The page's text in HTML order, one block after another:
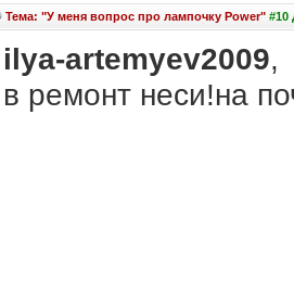
Тема: "У меня вопрос про лампочку Power"#10
ilya-artemyev2009,
в ремонт неси!на